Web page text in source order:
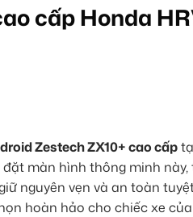
cấp Honda
Zestech ZX10+ cao cấp
màn hình thông minh
nguyên vẹn và an toàn
hoàn hảo cho chiếc xe